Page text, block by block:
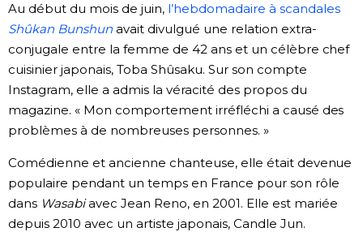
Gastronomie
Le japonais
En plus
Données
Séries
official SNS
Au début du mois de juin, l’hebdomadaire à scandales
Shûkan Bunshunavait divulgué une relation extra-
conjugale entre la femme de 42 ans et un célèbre chef
cuisinier japonais, Toba Shûsaku. Sur son compte
Instagram, elle a admis la véracité des propos du
magazine. « Mon comportement irréfléchi a causé des
problèmes à de nombreuses personnes. »
Comédienne et ancienne chanteuse, elle était devenue
populaire pendant un temps en France pour son rôle
dans Wasabiavec Jean Reno, en 2001. Elle est mariée
depuis 2010 avec un artiste japonais, Candle Jun.